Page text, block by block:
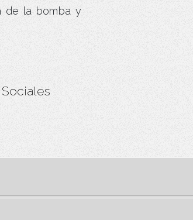
de la bomba y